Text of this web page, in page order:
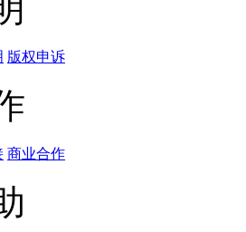
版权申诉
商业合作